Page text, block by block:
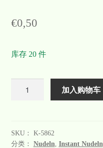
€0,50
库存 20 件
加入购物车
SKU： K-5862
分类： Nudeln Instant Nudeln